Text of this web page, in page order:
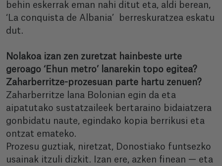
behin eskerrak eman nahi ditut eta, aldi berean,
‘La conquista de Albania’ berreskuratzea eskatu
dut.
Nolakoa izan zen zuretzat hainbeste urte
geroago ‘Ehun metro’ lanarekin topo egitea?
Zaharberritze-prozesuan parte hartu zenuen?
Zaharberritze lana Bolonian egin da eta
aipatutako sustatzaileek bertaraino bidaiatzera
gonbidatu naute, egindako kopia berrikusi eta
ontzat emateko.
Prozesu guztiak, niretzat, Donostiako funtsezko
usainak itzuli dizkit. Izan ere, azken finean — eta